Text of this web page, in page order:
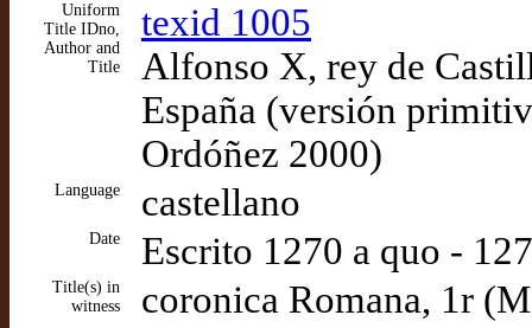
Uniform
Title IDno,
Author and
Title
texid 1005
Alfonso X, rey de
España (versión
Ordóñez 2000)
Language castellano
Date Escrito 1270 a quo -
Title(s) in
witness
coronica Romana, 1r